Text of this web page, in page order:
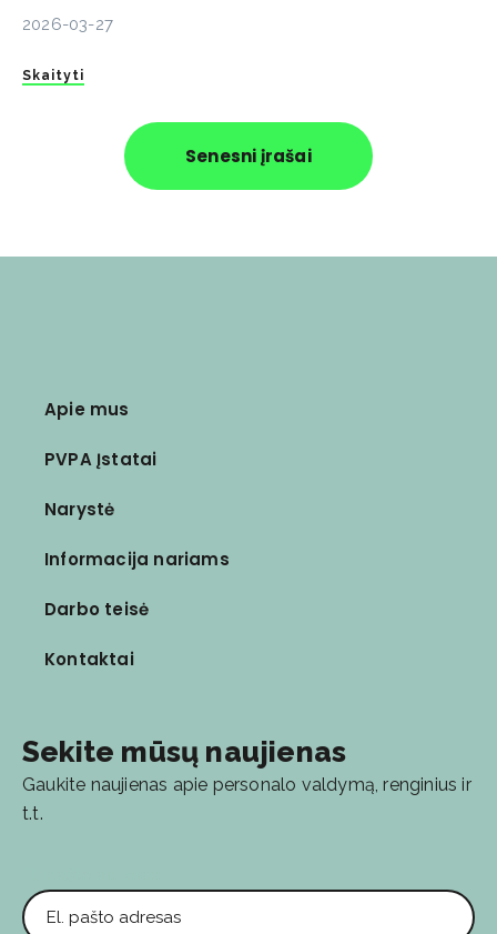
2026-03-27
Skaityti
Senesni įrašai
Apie mus
PVPA Įstatai
Narystė
Informacija nariams
Darbo teisė
Kontaktai
Sekite mūsų naujienas
Gaukite naujienas apie personalo valdymą, renginius ir
t.t.